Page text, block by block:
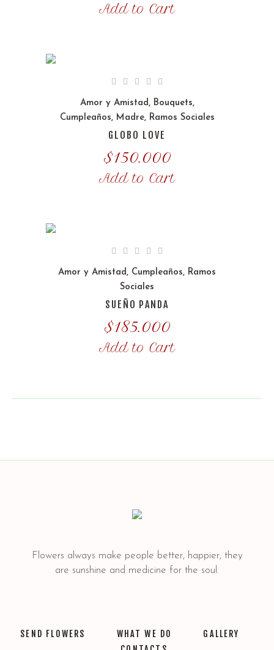
Add to Cart
Amor y Amistad , Bouquets,
Cumpleaños, Madre, Ramos Sociales
GLOBO LOVE
$150.000
Add to Cart
Amor y Amistad , Cumpleaños, Ramos
Sociales
SUEÑO PANDA
$185.000
Add to Cart
Flowers always make people better, happier, they
are sunshine and medicine for the soul.
SEND FLOWERS WHAT WE DO
GALLERY